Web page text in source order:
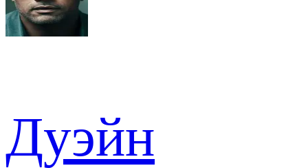
Дуэйн